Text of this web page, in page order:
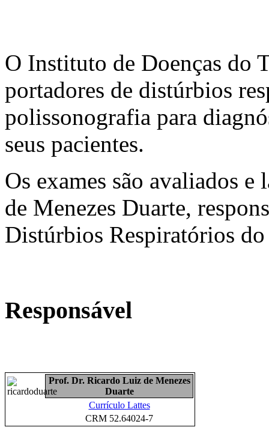
O Instituto de Doenças do
portadores de distúrbios
polissonografia para
seus pacientes.
Os exames são avaliados
de Menezes Duarte,
Distúrbios Respiratórios
Responsável
Prof. Dr. Ricardo Luiz de Menezes
Duarte
Currículo Lattes
CRM 52.64024-7